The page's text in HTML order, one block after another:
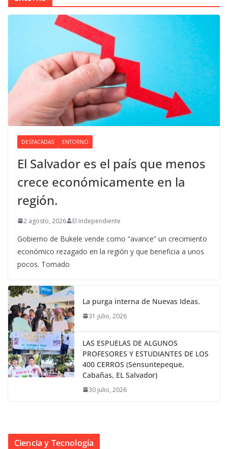
DESTACADAS ENTORNO
El Salvador es el país que menos
crece económicamente en la
región.
2 agosto, 2026 El Independiente
Gobierno de Bukele vende como “avance” un crecimiento
económico rezagado en la región y que beneficia a unos
pocos. Tomado
La purga interna de Nuevas Ideas.
31 julio, 2026
LAS ESPUELAS DE ALGUNOS
PROFESORES Y ESTUDIANTES DE LOS
400 CERROS (Sensuntepeque,
Cabañas, EL Salvador)
30 julio, 2026
Ciencia y Tecnología